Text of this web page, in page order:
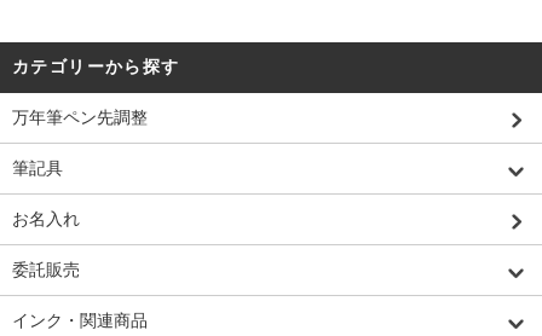
カテゴリーから探す
万年筆ペン先調整
筆記具
お名入れ
委託販売
インク・関連商品